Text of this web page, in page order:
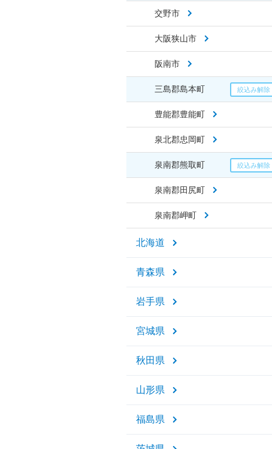
交野市
大阪狭山市
阪南市
三島郡島本町
豊能郡豊能町
泉北郡忠岡町
泉南郡熊取町
泉南郡田尻町
泉南郡岬町
北海道
青森県
岩手県
宮城県
秋田県
山形県
福島県